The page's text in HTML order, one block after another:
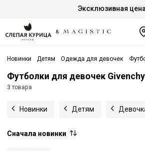
Эксклюзивная цена
Новинки Детям Одежда для девочек
Футболки для девочек
3 товара
Новинки Детям
Сначала новинки